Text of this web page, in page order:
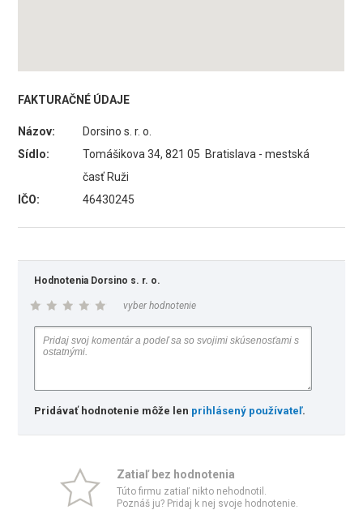
FAKTURAČNÉ ÚDAJE
Názov:
Dorsino s. r. o.
Sídlo:
Tomášikova 34, 821 05 Bratislava - mestská
časť Ruži
IČO:
46430245
Hodnotenia Dorsino s. r. o.
vyber hodnotenie
Pridávať hodnotenie môže len prihlásený používateľ.
Zatiaľ bez hodnotenia
Túto firmu zatiaľ nikto nehodnotil.
Poznáš ju? Pridaj k nej svoje hodnotenie.